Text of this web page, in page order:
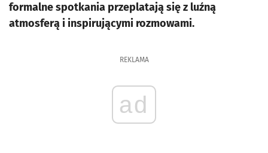
formalne spotkania przeplatają się z luźną
atmosferą i inspirującymi rozmowami.
REKLAMA
ad